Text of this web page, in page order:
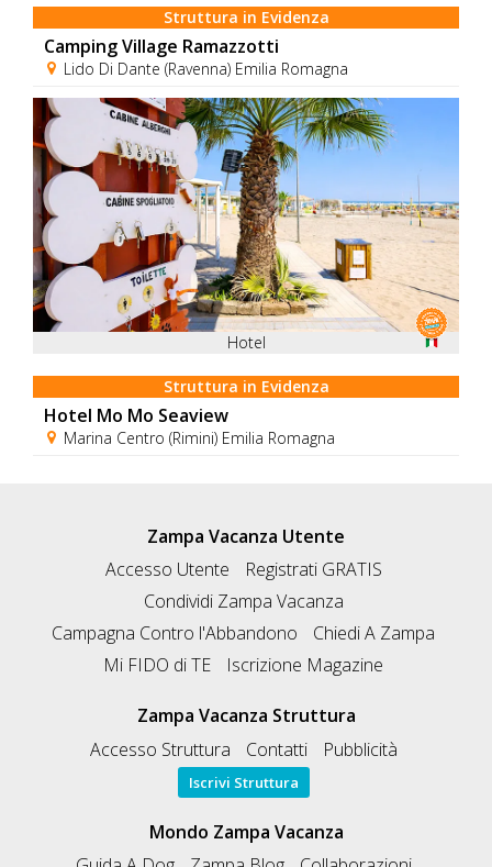
Struttura in Evidenza
Camping Village Ramazzotti
Lido Di Dante (Ravenna) Emilia Romagna
Hotel
Struttura in Evidenza
Hotel Mo Mo Seaview
Marina Centro (Rimini) Emilia Romagna
Zampa Vacanza Utente
Accesso Utente
Registrati GRATIS
Condividi Zampa Vacanza
Campagna Contro l'Abbandono
Chiedi A Zampa
Mi FIDO di TE
Iscrizione Magazine
Zampa Vacanza Struttura
Accesso Struttura
Contatti Pubblicità
Iscrivi Struttura
Mondo Zampa Vacanza